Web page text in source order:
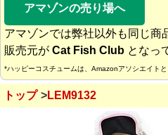
アマゾンの売り場へ
アマゾンでは弊社以外も同じ商
販売元が Cat Fish Club となっ
*ハッピーコスチュームは、Amazonアソシエイト
トップ LEM9132